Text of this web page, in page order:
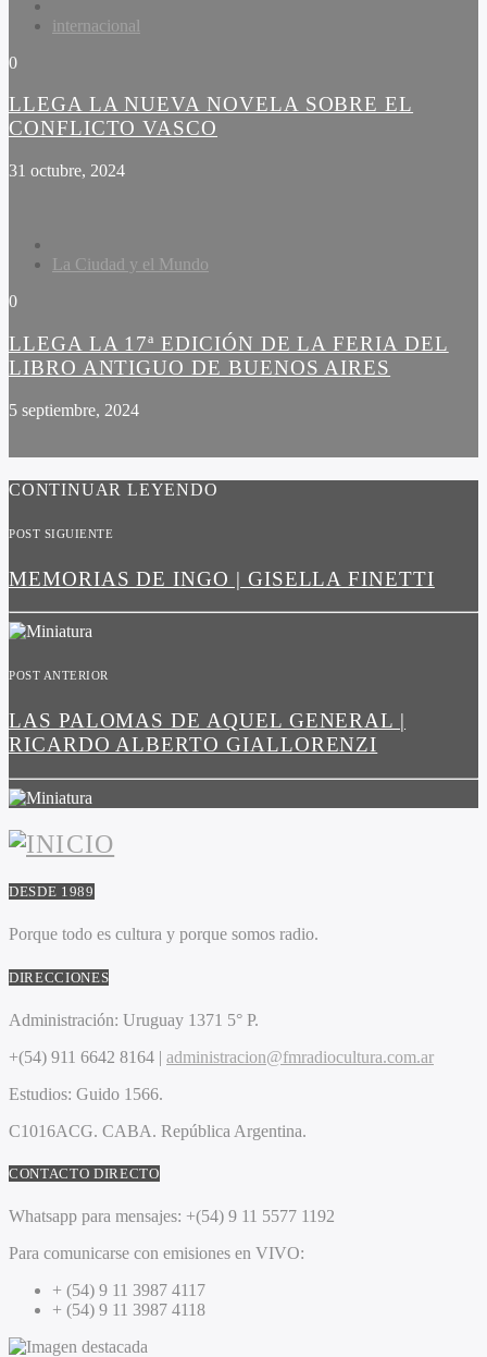
internacional
0
LLEGA LA NUEVA NOVELA SOBRE EL
CONFLICTO VASCO
31 octubre, 2024
La Ciudad y el Mundo
0
LLEGA LA 17ª EDICIÓN DE LA FERIA DEL
LIBRO ANTIGUO DE BUENOS AIRES
5 septiembre, 2024
CONTINUAR LEYENDO
POST SIGUIENTE
MEMORIAS DE INGO | GISELLA FINETTI
POST ANTERIOR
LAS PALOMAS DE AQUEL GENERAL |
RICARDO ALBERTO GIALLORENZI
DESDE 1989
Porque todo es cultura y porque somos radio.
DIRECCIONES
Administración: Uruguay 1371 5° P.
+(54) 911 6642 8164 | administracion@fmradiocultura.com.ar
Estudios: Guido 1566.
C1016ACG. CABA. República Argentina.
CONTACTO DIRECTO
Whatsapp para mensajes: +(54) 9 11 5577 1192
Para comunicarse con emisiones en VIVO:
+ (54) 9 11 3987 4117
+ (54) 9 11 3987 4118